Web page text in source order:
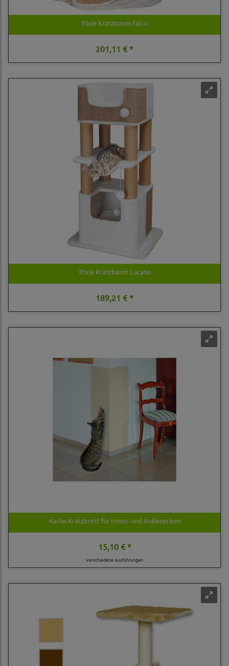
Trixie Kratzbaum Falco
201,11 € *
Trixie Kratzbaum Lucano
189,21 € *
Karlie Kratzbrett für Innen- und Außenecken
15,10 € *
Verschiedene Ausführungen